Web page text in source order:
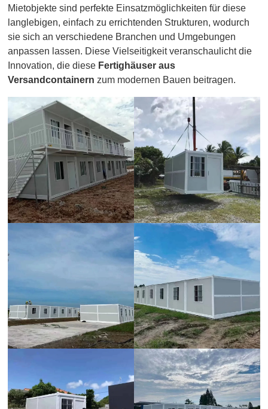
Mietobjekte sind perfekte Einsatzmöglichkeiten für diese
langlebigen, einfach zu errichtenden Strukturen, wodurch
sie sich an verschiedene Branchen und Umgebungen
anpassen lassen. Diese Vielseitigkeit veranschaulicht die
Innovation, die diese Fertighäuser aus
Versandcontainern zum modernen Bauen beitragen.